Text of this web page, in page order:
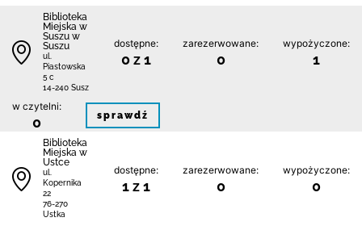
Biblioteka
Miejska w
Suszu w
Suszu
ul.
Piastowska
5 c
14-240 Susz
dostępne:
0 z 1
zarezerwowane:
0
wypożyczone:
1
w czytelni:
0 sprawdź
Biblioteka
Miejska w
Ustce
ul.
Kopernika
22
76-270
Ustka
dostępne:
1 z 1
zarezerwowane:
0
wypożyczone:
0